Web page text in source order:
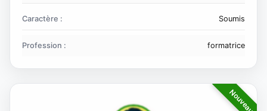
Caractère : Soumis
Profession : formatrice